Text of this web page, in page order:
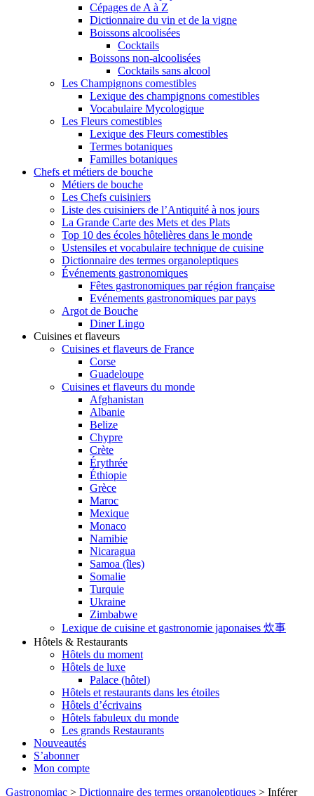
Cépages de A à Z
Dictionnaire du vin et de la vigne
Boissons alcoolisées
Cocktails
Boissons non-alcoolisées
Cocktails sans alcool
Les Champignons comestibles
Lexique des champignons comestibles
Vocabulaire Mycologique
Les Fleurs comestibles
Lexique des Fleurs comestibles
Termes botaniques
Familles botaniques
Chefs et métiers de bouche
Métiers de bouche
Les Chefs cuisiniers
Liste des cuisiniers de l’Antiquité à nos jours
La Grande Carte des Mets et des Plats
Top 10 des écoles hôtelières dans le monde
Ustensiles et vocabulaire technique de cuisine
Dictionnaire des termes organoleptiques
Événements gastronomiques
Fêtes gastronomiques par région française
Evénements gastronomiques par pays
Argot de Bouche
Diner Lingo
Cuisines et flaveurs
Cuisines et flaveurs de France
Corse
Guadeloupe
Cuisines et flaveurs du monde
Afghanistan
Albanie
Belize
Chypre
Crète
Érythrée
Éthiopie
Grèce
Maroc
Mexique
Monaco
Namibie
Nicaragua
Samoa (îles)
Somalie
Turquie
Ukraine
Zimbabwe
Lexique de cuisine et gastronomie japonaises 炊事
Hôtels & Restaurants
Hôtels du moment
Hôtels de luxe
Palace (hôtel)
Hôtels et restaurants dans les étoiles
Hôtels d’écrivains
Hôtels fabuleux du monde
Les grands Restaurants
Nouveautés
S’abonner
Mon compte
Gastronomiac > Dictionnaire des termes organoleptiques > Inférer